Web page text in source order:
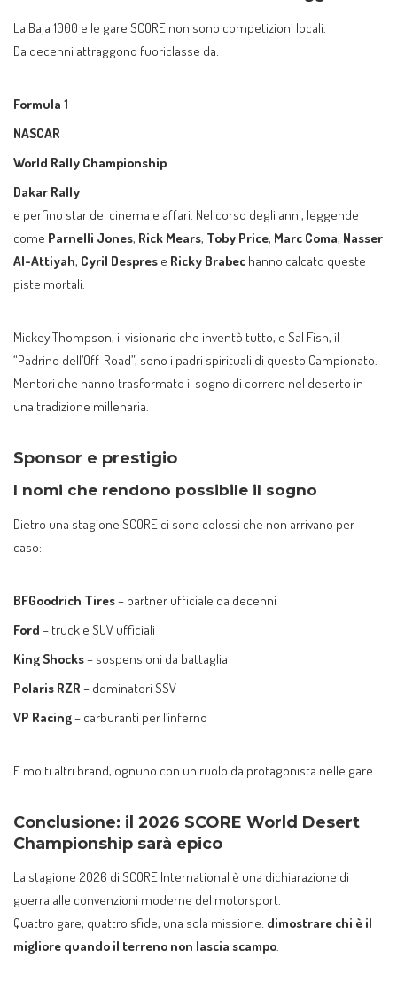
La Baja 1000 e le gare SCORE non sono competizioni locali.
Da decenni attraggono fuoriclasse da:
Formula 1
NASCAR
World Rally Championship
Dakar Rally
e perfino star del cinema e affari. Nel corso degli anni, leggende
come Parnelli Jones, Rick Mears, Toby Price, Marc Coma, Nasser
Al-Attiyah, Cyril Despres e Ricky Brabec hanno calcato queste
piste mortali.
Mickey Thompson, il visionario che inventò tutto, e Sal Fish, il
“Padrino dell’Off-Road”, sono i padri spirituali di questo Campionato.
Mentori che hanno trasformato il sogno di correre nel deserto in
una tradizione millenaria.
Sponsor e prestigio
I nomi che rendono possibile il sogno
Dietro una stagione SCORE ci sono colossi che non arrivano per
caso:
BFGoodrich Tires– partner ufficiale da decenni
Ford – truck e SUV ufficiali
King Shocks– sospensioni da battaglia
Polaris RZR – dominatori SSV
VP Racing– carburanti per l’inferno
E molti altri brand, ognuno con un ruolo da protagonista nelle gare.
Conclusione: il 2026 SCORE World Desert
Championship sarà epico
La stagione 2026 di SCORE International è una dichiarazione di
guerra alle convenzioni moderne del motorsport.
Quattro gare, quattro sfide, una sola missione: dimostrare chi è il
migliore quando il terreno non lascia scampo.